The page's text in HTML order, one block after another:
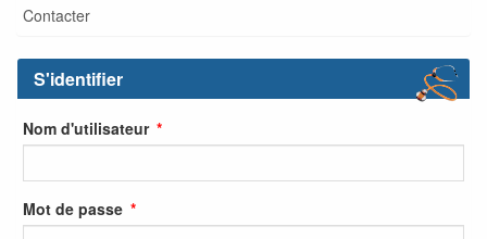
Contacter
S'identifier
Nom d'utilisateur
Mot de passe